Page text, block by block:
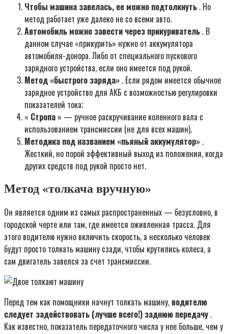
Чтобы машина завелась, ее можно подтолкнуть . Но
метод работает уже далеко не со всеми авто.
Автомобиль можно завести через прикуриватель . В
данном случае «прикурить» нужно от аккумулятора
автомобиля-донора. Либо от специального пускового
зарядного устройства, если оно имеется под рукой.
Метод «быстрого заряда» . Если рядом имеется обычное
зарядное устройство для АКБ с возможностью регулировки
показателей тока;
« Стропа » — ручное раскручивание коленного вала с
использованием трансмиссии (не для всех машин).
Методика под названием «пьяный аккумулятор» .
Жесткий, но порой эффективный выход из положения, когда
других средств под рукой просто нет.
Метод «толкача вручную»
Он является одним из самых распространенных — безусловно, в
городской черте или там, где имеется оживленная трасса. Для
этого водителю нужно включить скорость, а несколько человек
будут просто толкать машину сзади, чтобы крутились колеса, а
сам двигатель завелся за счет трансмиссии.
Перед тем как помощники начнут толкать машину, водителю
следует задействовать (лучше всего!) заднюю передачу .
Как известно, показатель передаточного числа у нее больше, чем у